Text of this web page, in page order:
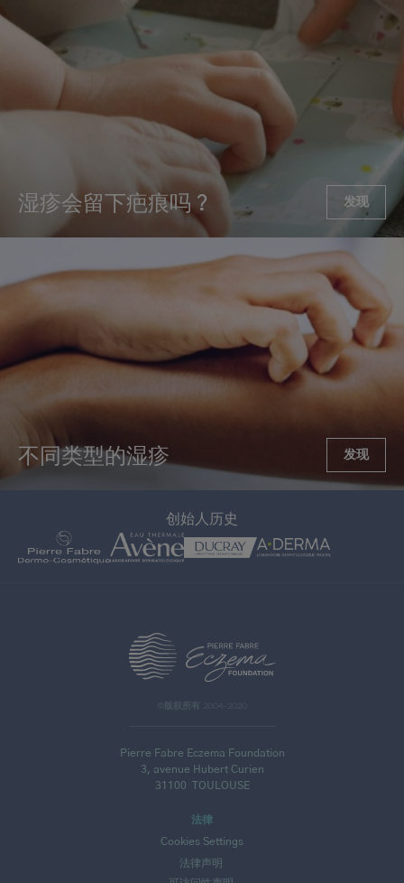
湿疹会留下疤痕吗？ 发现
不同类型的湿疹 发现
创始人历史
©版权所有 2004-2020
Pierre Fabre Eczema Foundation
3, avenue Hubert Curien
31100 TOULOUSE
法律
Cookies Settings
法律声明